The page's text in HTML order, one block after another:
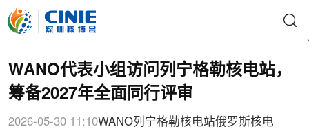
WANO代表小组访问列宁格勒核电站，
筹备2027年全面同行评审
2026-05-30 11:10WANO列宁格勒核电站俄罗斯核电